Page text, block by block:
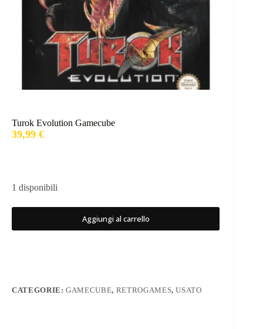
Turok Evolution Gamecube
39,99 €
1 disponibili
Aggiungi al carrello
CATEGORIE:GAMECUBE, RETROGAMES,USATO